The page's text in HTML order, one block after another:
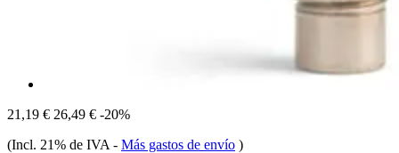
21,19 € 26,49 € -20%
(Incl. 21% de IVA - Más gastos de envío )